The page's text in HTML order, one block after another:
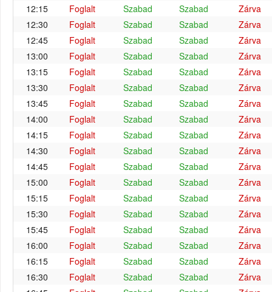
12:15
Foglalt Szabad Szabad
Zárva
12:30
Foglalt Szabad Szabad
Zárva
12:45
Foglalt Szabad Szabad
Zárva
13:00
Foglalt Szabad Szabad
Zárva
13:15
Foglalt Szabad Szabad
Zárva
13:30
Foglalt Szabad Szabad
Zárva
13:45
Foglalt Szabad Szabad
Zárva
14:00
Foglalt Szabad Szabad
Zárva
14:15
Foglalt Szabad Szabad
Zárva
14:30
Foglalt Szabad Szabad
Zárva
14:45
Foglalt Szabad Szabad
Zárva
15:00
Foglalt Szabad Szabad
Zárva
15:15
Foglalt Szabad Szabad
Zárva
15:30
Foglalt Szabad Szabad
Zárva
15:45
Foglalt Szabad Szabad
Zárva
16:00
Foglalt Szabad Szabad
Zárva
16:15
Foglalt Szabad Szabad
Zárva
16:30
Foglalt Szabad Szabad
Zárva